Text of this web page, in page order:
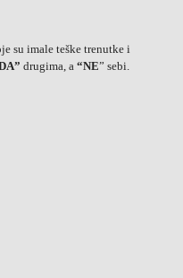
su imale teške trenutke i
drugima, a“NE” sebi.